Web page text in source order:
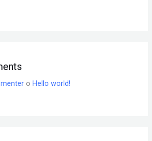
oHello world!